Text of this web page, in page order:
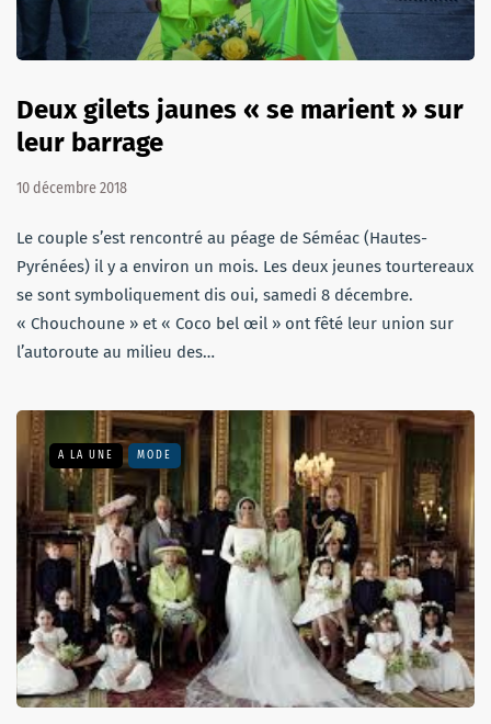
Deux gilets jaunes « se marient » sur
leur barrage
10 décembre 2018
Le couple s’est rencontré au péage de Séméac (Hautes-
Pyrénées) il y a environ un mois. Les deux jeunes tourtereaux
se sont symboliquement dis oui, samedi 8 décembre.
« Chouchoune » et « Coco bel œil » ont fêté leur union sur
l’autoroute au milieu des…
A LA UNE MODE